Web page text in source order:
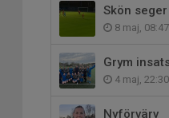
Skön
8 maj, 08:47
Grym
4 maj, 22:30
Nyförvärv